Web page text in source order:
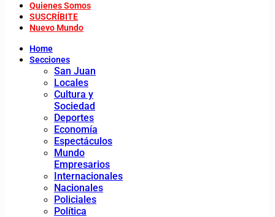
Quienes Somos
SUSCRÍBITE
Nuevo Mundo
Home
Secciones
San Juan
Locales
Cultura y
Sociedad
Deportes
Economía
Espectáculos
Mundo
Empresarios
Internacionales
Nacionales
Policiales
Política